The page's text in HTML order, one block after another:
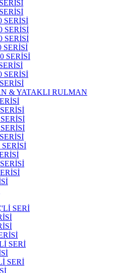
SERİSİ
SERİSİ
SERİSİ
SERİSİ
SERİSİ
SERİSİ
& YATAKLI RULMAN
SERİ
SERİ
SERİ